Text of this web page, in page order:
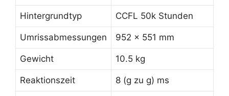
Hintergrundtyp CCFL 50k Stunden
Umrissabmessungen 952 x 551 mm
Gewicht 10.5 kg
Reaktionszeit 8 (g zu g) ms